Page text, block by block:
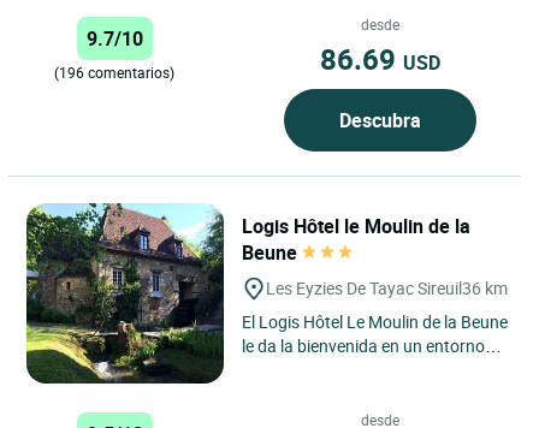
de la semana, de abril a octubre....
9.7/10
(196 comentarios)
desde
86.69 USD
Descubra
Logis Hôtel le Moulin de la
Beune
Les Eyzies De Tayac Sireuil36 km
El Logis Hôtel Le Moulin de la Beune
le da la bienvenida en un entorno
desde